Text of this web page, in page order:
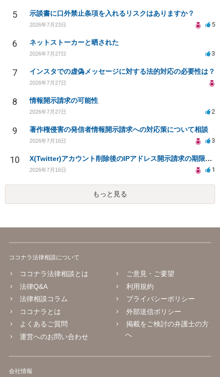
5 示談書に口外禁止条項を入れるリスクはありますか？
2026年7月23日 5
6 ネットストーカーと晒された
2026年7月27日 3
7 インスタでの虚偽メッセージに対する法的対応の必要性は？
2026年7月27日
8 情報開示請求の可能性
2026年7月27日 2
9 著作権侵害の発信者情報開示請求への対応策について相談
2026年7月16日 3
10 X(Twitter)アカウント削除後のIPアドレス開示請求の期限は？
2026年7月16日 1
もっと見る
ココナラ法律相談について
ココナラ法律相談とは
法律Q&A
法律相談コラム
ココナラとは
よくあるご質問
運営へのお問い合わせ
ご意見・ご要望
利用規約
プライバシーポリシー
外部送信ポリシー
掲載をご検討の弁護士の方
へ
会社情報